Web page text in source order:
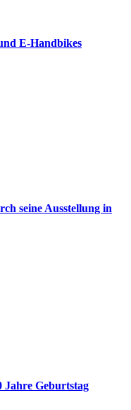
E-Handbikes
seine Ausstellung in
Geburtstag